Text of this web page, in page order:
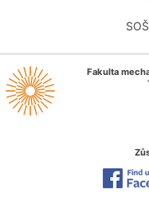
Fakulta